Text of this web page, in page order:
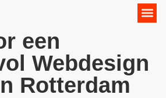
een
Webdesign
Rotterdam